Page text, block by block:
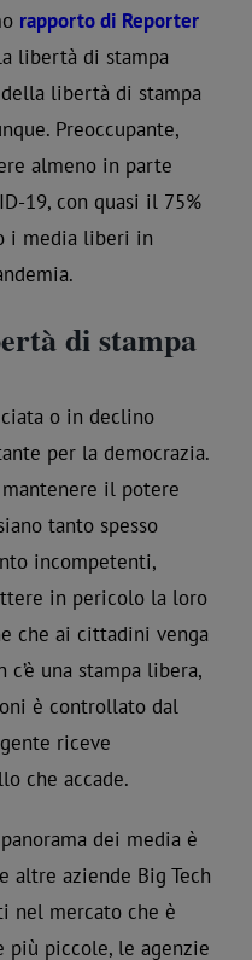
rapporto di Reporter
libertà di stampa
libertà di stampa
Preoccupante,
almeno in parte
19, con quasi il 75%
i media liberi in
di stampa
o in declino
per la democrazia.
il potere
tanto spesso
incompetenti,
in pericolo la loro
che ai cittadini venga
una stampa libera,
è controllato dal
riceve
che accade.
dei media è
altre aziende Big Tech
nel mercato che è
piccole, le agenzie